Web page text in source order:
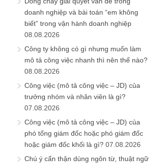
doanh nghiệp và bài toán “em không
biết” trong vận hành doanh nghiệp
08.08.2026
Công ty không có gì nhưng muốn làm
mô tả công việc nhanh thì nên thế nào?
08.08.2026
Công việc (mô tả công việc – JD) của
trưởng nhóm và nhân viên là gì?
07.08.2026
Công việc (mô tả công việc – JD) của
phó tổng giám đốc hoặc phó giám đốc
hoặc giám đốc khối là gì? 07.08.2026
Chú ý cẩn thận dùng ngôn từ, thuật ngữ